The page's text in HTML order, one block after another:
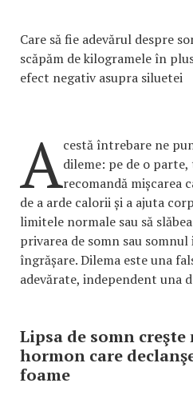
Care să fie adevărul despre
scăpăm de kilogramele în
efect negativ asupra siluetei
Acestă întrebare ne
dileme: pe de o
recomandă mișcarea
de a arde calorii și a ajuta
limitele normale sau să
privarea de somn sau
îngrășare. Dilema este una
adevărate, independent una
Lipsa de somn
hormon care
foame